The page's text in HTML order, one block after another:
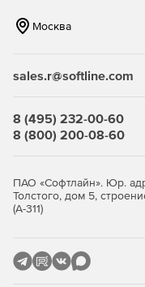
Управление
инструменты для
Решение
обновления
Легкость
Москва
sales.r@softline.com
8 (495) 232-00-60
8 (800) 200-08-60
ПАО «Софтлайн». Юр.
Толстого, дом 5,
(А-311)